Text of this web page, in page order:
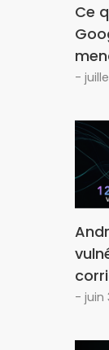
Ce
-
- juin